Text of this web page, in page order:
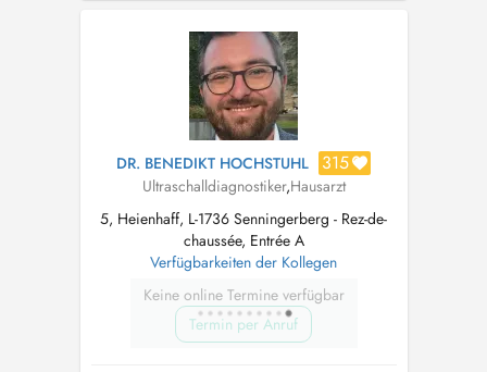
également des échographies abdomin...
DR. BENEDIKT HOCHSTUHL 315
Ultraschalldiagnostiker,Hausarzt
5, Heienhaff, L-1736 Senningerberg - Rez-de-
chaussée, Entrée A
Verfügbarkeiten der Kollegen
Keine online Termine verfügbar
Termin per Anruf